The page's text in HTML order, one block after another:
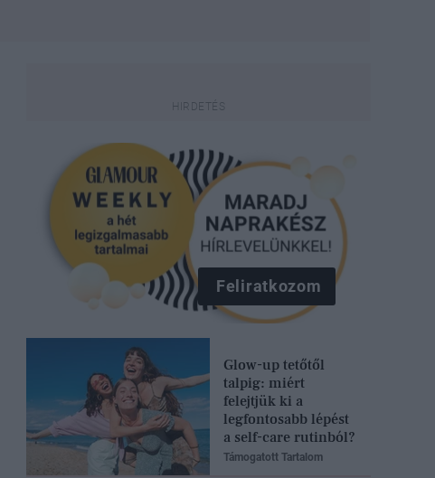
Feliratkozom
Glow-up tetőtől
talpig: miért
felejtjük ki a
legfontosabb lépést
a self-care rutinból?
Támogatott Tartalom